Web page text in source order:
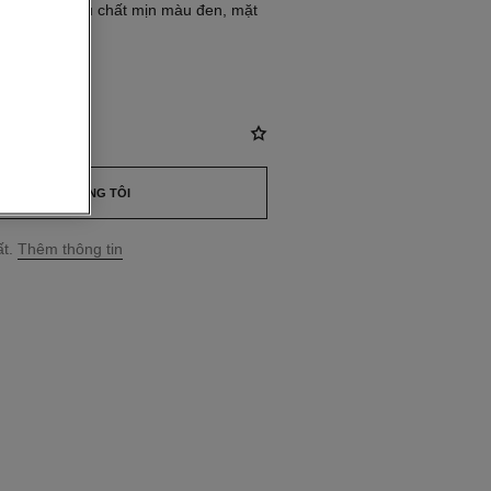
dây cao su chất mịn màu đen, mặt
LIÊN HỆ CHÚNG TÔI
Thêm thông tin